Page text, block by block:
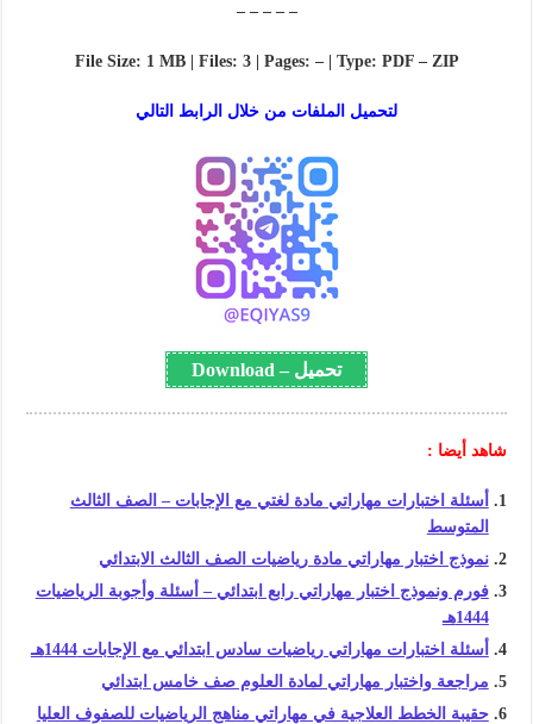
– – – – –
File Size: 1 MB | Files: 3 | Pages: – | Type: PDF – ZIP
لتحميل الملفات من خلال الرابط التالي
تحميل – Download
شاهد أيضا :
أسئلة اختبارات مهاراتي مادة لغتي مع الإجابات – الصف الثالث
المتوسط
نموذج اختبار مهاراتي مادة رياضيات الصف الثالث الابتدائي
فورم ونموذج اختبار مهاراتي رابع ابتدائي – أسئلة وأجوبة الرياضيات
1444هـ
أسئلة اختبارات مهاراتي رياضيات سادس ابتدائي مع الإجابات 1444هـ
مراجعة واختبار مهاراتي لمادة العلوم صف خامس ابتدائي
حقيبة الخطط العلاجية في مهاراتي مناهج الرياضيات للصفوف العليا